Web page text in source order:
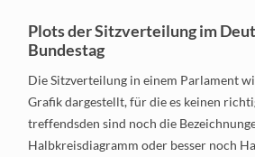
Plots der Sitzverteilung im
Bundestag
Die Sitzverteilung in einem Parlament
Grafik dargestellt, für die es keinen
treffendsden sind noch die
Halbkreisdiagramm oder besser noch